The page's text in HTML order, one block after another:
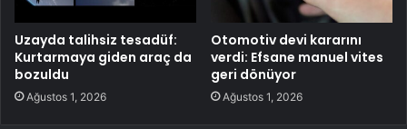
Uzayda talihsiz tesadüf:
Kurtarmaya giden araç da
bozuldu
Ağustos 1, 2026
Otomotiv devi kararını
verdi: Efsane manuel vites
geri dönüyor
Ağustos 1, 2026